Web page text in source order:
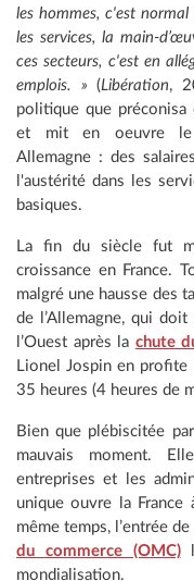
les hommes, c'est
les services, la main-
ces secteurs, c'est en
emplois. » (Libération,
politique que
et mit en oeuvre le
Allemagne : des
l'austérité dans les
basiques.
La fin du siècle fut
croissance en France.
malgré une hausse des
de l’Allemagne, qui
l’Ouest après la chute
Lionel Jospin en profite
35 heures (4 heures de
Bien que plébiscitée
mauvais moment.
entreprises et les
unique ouvre la France
même temps, l’entrée de
du commerce (OMC)
mondialisation.